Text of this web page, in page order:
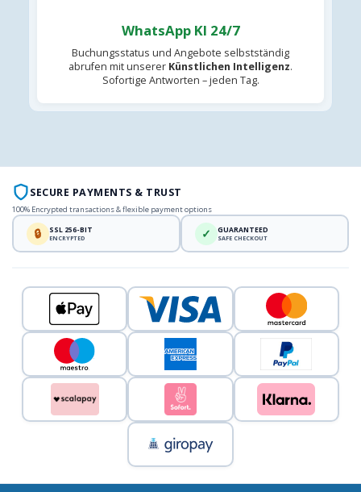
WhatsApp KI 24/7
Buchungsstatus und Angebote selbstständig
abrufen mit unserer Künstlichen Intelligenz.
Sofortige Antworten – jeden Tag.
SECURE PAYMENTS & TRUST
100% Encrypted transactions & flexible payment options
🔒 SSL 256-BIT
ENCRYPTED ✓ GUARANTEED
SAFE CHECKOUT